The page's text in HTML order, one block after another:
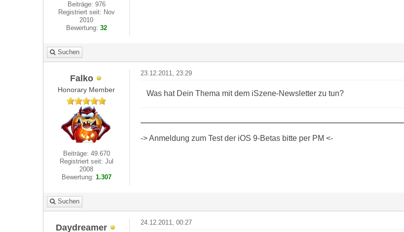
Beiträge: 976
Registriert seit: Nov
2010
Bewertung: 32
Suchen
Falko
Honorary Member
Beiträge: 49.670
Registriert seit: Jul
2008
Bewertung: 1.307
23.12.2011, 23:29
Was hat Dein Thema mit dem iSzene-Newsletter zu tun?
-> Anmeldung zum Test der iOS 9-Betas bitte per PM <-
Suchen
Daydreamer 24.12.2011, 00:27